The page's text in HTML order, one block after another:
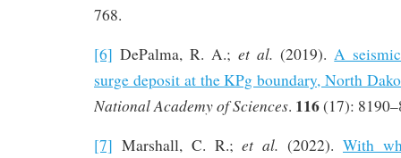
768.
[6] DePalma, R. A.;et al. (2019).A
surge deposit at the KPg boundary, North
National Academy of Sciences. 116(17):
[7] Marshall, C. R.;et al. (2022).With